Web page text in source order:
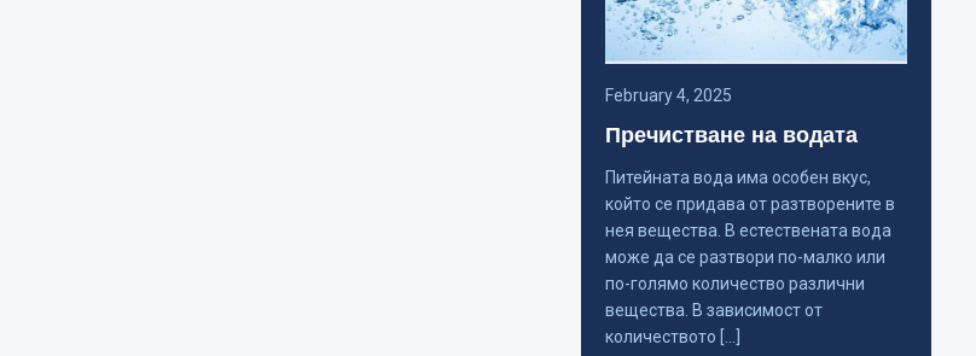
February 4, 2025
Пречистване на водата
Питейната вода има особен вкус,
който се придава от разтворените в
нея вещества. В естествената вода
може да се разтвори по-малко или
по-голямо количество различни
вещества. В зависимост от
количеството […]